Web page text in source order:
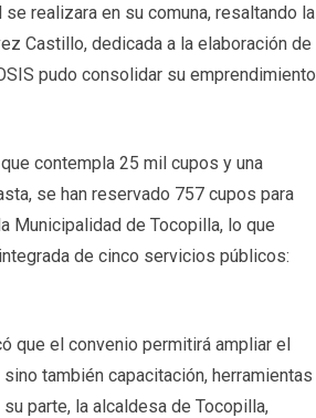
realizara en su comuna, resaltando la
Castillo, dedicada a la elaboración de
pudo consolidar su emprendimiento
contempla 25 mil cupos y una
se han reservado 757 cupos para
Municipalidad de Tocopilla, lo que
de cinco servicios públicos:
que el convenio permitirá ampliar el
también capacitación, herramientas
parte, la alcaldesa de Tocopilla,